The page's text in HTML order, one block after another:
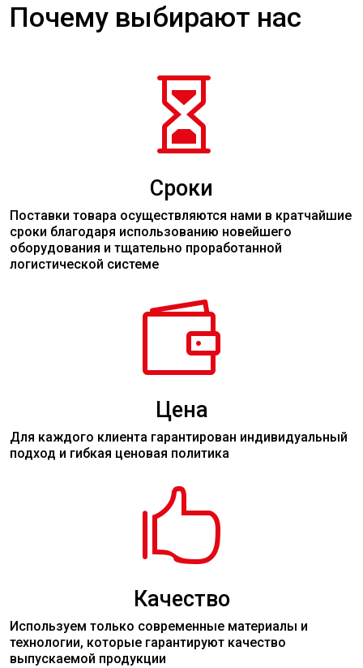
Почему выбирают нас

Сроки
Поставки товара осуществляются нами в кратчайшие
сроки благодаря использованию новейшего
оборудования и тщательно проработанной
логистической системе

Цена
Для каждого клиента гарантирован индивидуальный
подход и гибкая ценовая политика

Качество
Используем только современные материалы и
технологии, которые гарантируют качество
выпускаемой продукции